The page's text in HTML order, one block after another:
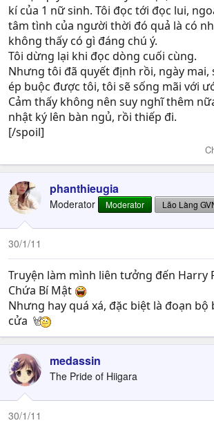
kí của 1 nữ sinh. Tôi đọc tới đọc lui,
tâm tình của người thời đó quả là có
không thấy có gì đáng chú ý.
Tôi dừng lại khi đọc dòng cuối cùng.
Nhưng tôi đã quyết định rồi, ngày mai,
ép buộc được tôi, tôi sẽ sống mãi với
Cảm thấy không nên suy nghĩ thêm
nhật ký lên bàn ngủ, rồi thiếp đi.
[/spoil]
phanthieugia
Moderator Moderator Lão Làng
30/1/11
Truyện làm mình liên tưởng đến Harry
Chứa Bí Mật
Nhưng hay quá xá, đặc biệt là đoạn bộ
cửa
medassin
The Pride of Hiigara
30/1/11